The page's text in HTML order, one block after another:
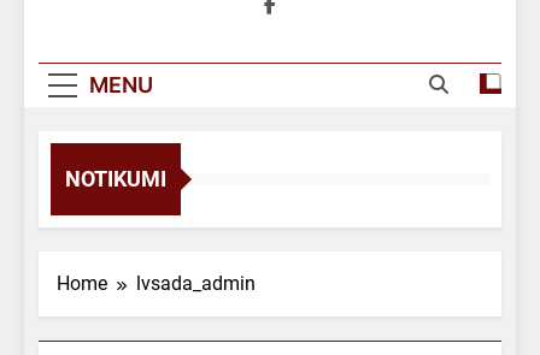
MENU
NOTIKUMI
Home lvsada_admin